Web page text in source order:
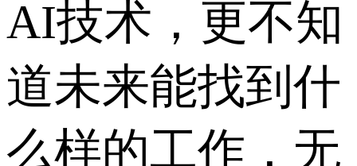
AI技术，更不知
道未来能找到什
么样的工作，无